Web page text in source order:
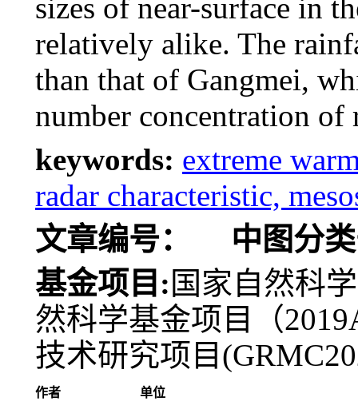
sizes of near-surface in
relatively alike. The
than that of Gangmei,
number concentration of
keywords: extreme
radar characteristic,
文章编号：
中图分
基金项目: 国家自然科
然科学基金项目（
技术研究项目
作者 单位